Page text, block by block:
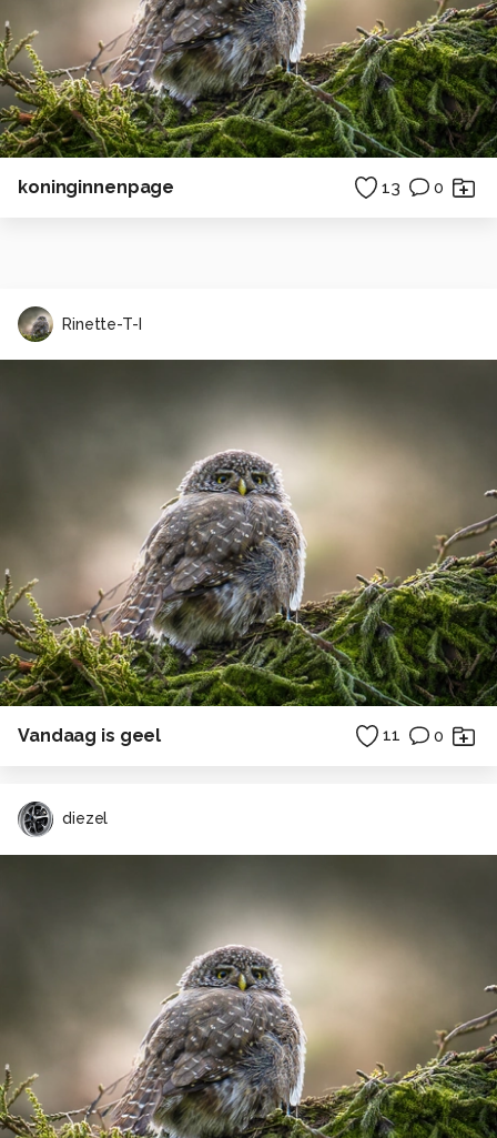
koninginnenpage 13 0
Rinette-T-I
Vandaag is geel 11 0
diezel